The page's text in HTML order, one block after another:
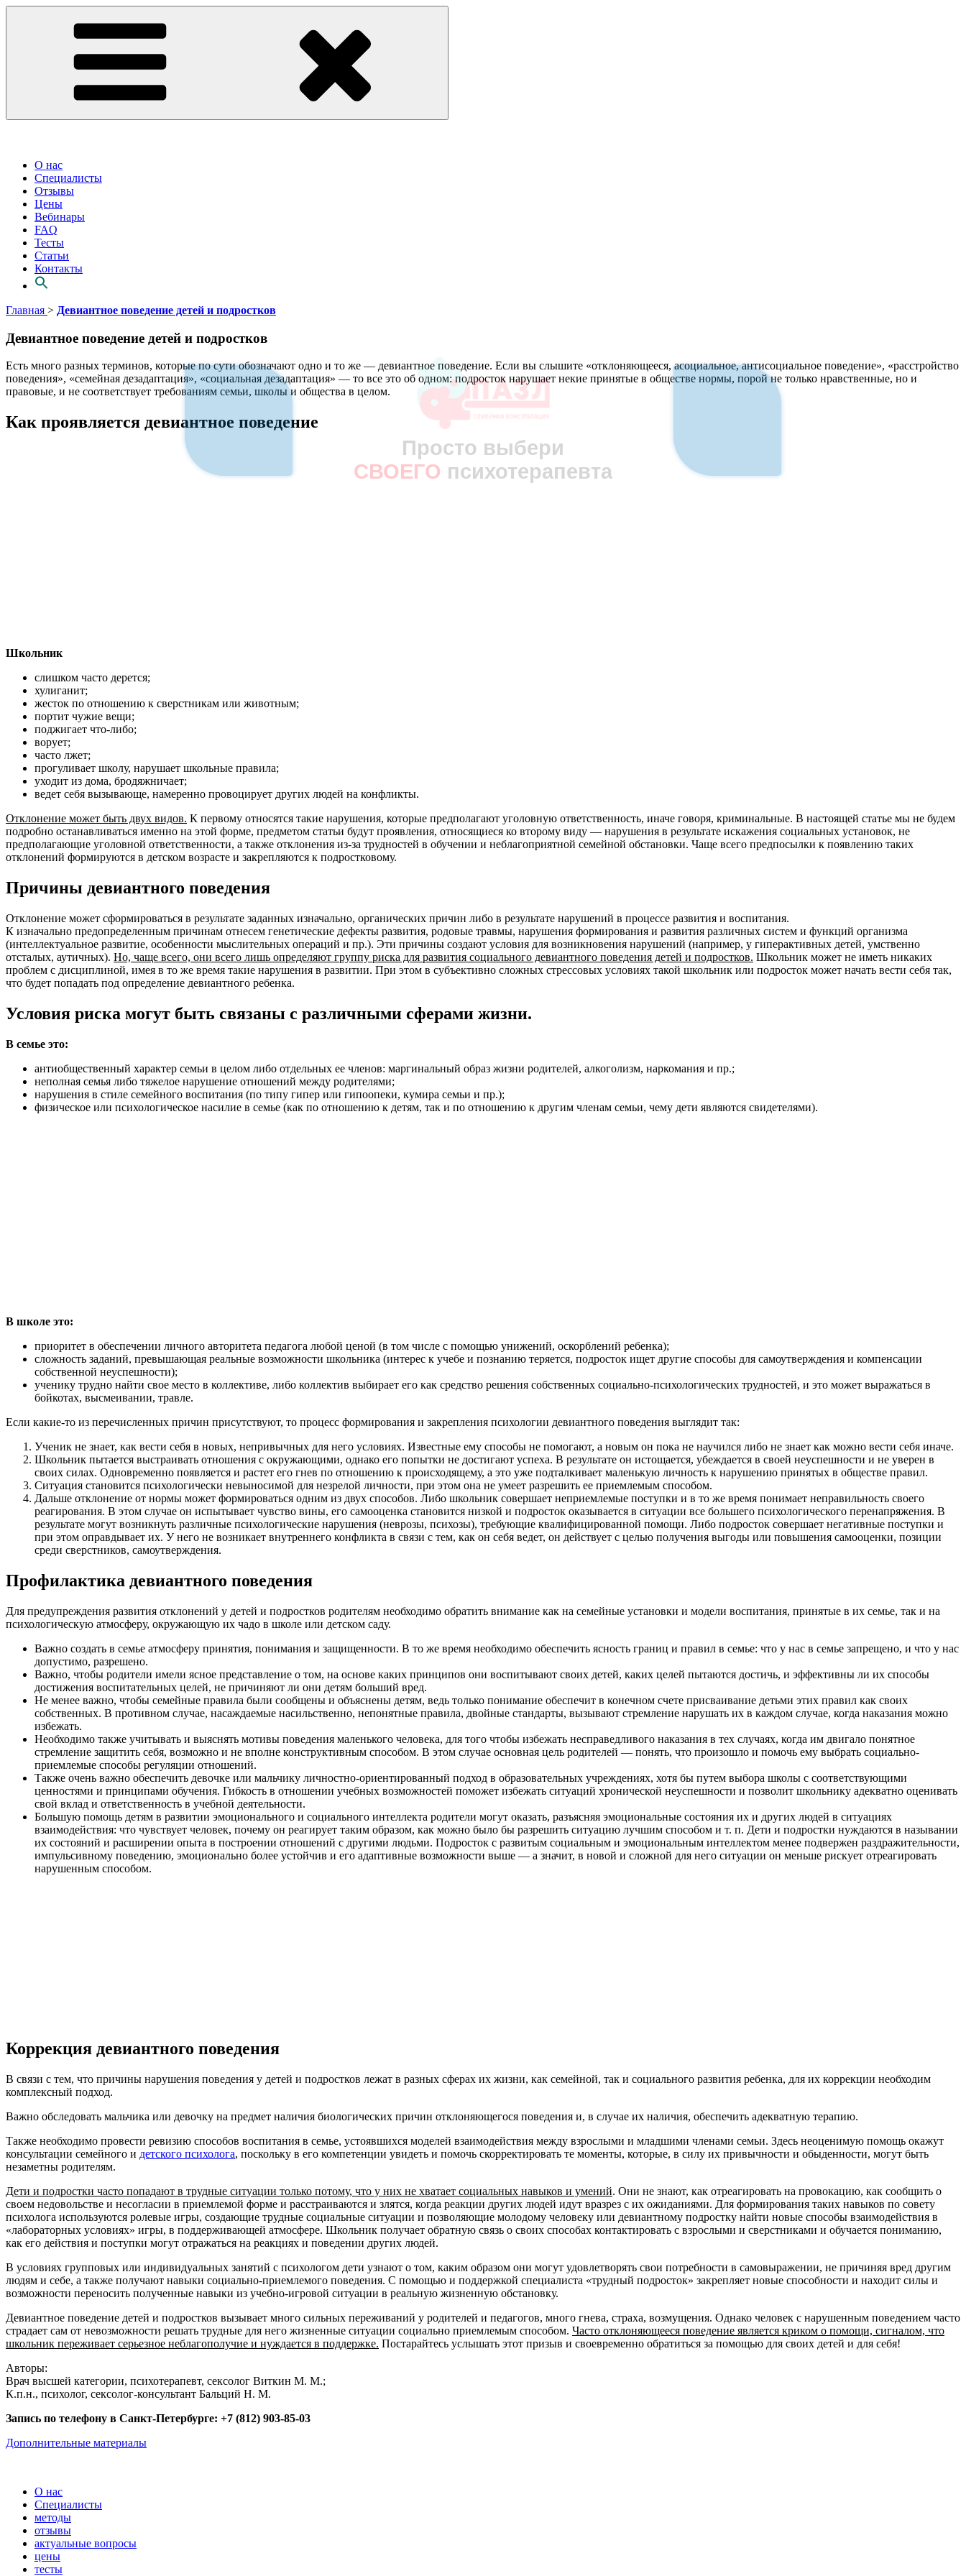
О нас
Специалисты
Отзывы
Цены
Вебинары
FAQ
Тесты
Статьи
Контакты
Перейти
содержимому
МЕДИЦИНСКИЙ ЦЕНТР
ПСИХОТЕРАПИИ
Просто выбери
СВОЕГО психотерапевта
Главная > Девиантное поведение детей и подростков
Девиантное поведение детей и подростков
Есть много разных терминов, которые по сути обозначают одно и то же — девиантное поведение. Если вы слышите «отклоняющееся, асоциальное, антисоциальное поведение», «расстройство
поведения», «семейная дезадаптация», «социальная дезадаптация» — то все это об одном: подросток нарушает некие принятые в обществе нормы, порой не только нравственные, но и
правовые, и не соответствует требованиям семьи, школы и общества в целом.
Как проявляется девиантное поведение
Школьник
слишком часто дерется;
хулиганит;
жесток по отношению к сверстникам или животным;
портит чужие вещи;
поджигает что-либо;
ворует;
часто лжет;
прогуливает школу, нарушает школьные правила;
уходит из дома, бродяжничает;
ведет себя вызывающе, намеренно провоцирует других людей на конфликты.
Отклонение может быть двух видов. К первому относятся такие нарушения, которые предполагают уголовную ответственность, иначе говоря, криминальные. В настоящей статье мы не будем
подробно останавливаться именно на этой форме, предметом статьи будут проявления, относящиеся ко второму виду — нарушения в результате искажения социальных установок, не
предполагающие уголовной ответственности, а также отклонения из-за трудностей в обучении и неблагоприятной семейной обстановки. Чаще всего предпосылки к появлению таких
отклонений формируются в детском возрасте и закрепляются к подростковому.
Причины девиантного поведения
Отклонение может сформироваться в результате заданных изначально, органических причин либо в результате нарушений в процессе развития и воспитания.
К изначально предопределенным причинам отнесем генетические дефекты развития, родовые травмы, нарушения формирования и развития различных систем и функций организма
(интеллектуальное развитие, особенности мыслительных операций и пр.). Эти причины создают условия для возникновения нарушений (например, у гиперактивных детей, умственно
отсталых, аутичных). Но, чаще всего, они всего лишь определяют группу риска для развития социального девиантного поведения детей и подростков. Школьник может не иметь никаких
проблем с дисциплиной, имея в то же время такие нарушения в развитии. При этом в субъективно сложных стрессовых условиях такой школьник или подросток может начать вести себя так,
что будет попадать под определение девиантного ребенка.
Условия риска могут быть связаны с различными сферами жизни.
В семье это:
антиобщественный характер семьи в целом либо отдельных ее членов: маргинальный образ жизни родителей, алкоголизм, наркомания и пр.;
неполная семья либо тяжелое нарушение отношений между родителями;
нарушения в стиле семейного воспитания (по типу гипер или гипоопеки, кумира семьи и пр.);
физическое или психологическое насилие в семье (как по отношению к детям, так и по отношению к другим членам семьи, чему дети являются свидетелями).
В школе это:
приоритет в обеспечении личного авторитета педагога любой ценой (в том числе с помощью унижений, оскорблений ребенка);
сложность заданий, превышающая реальные возможности школьника (интерес к учебе и познанию теряется, подросток ищет другие способы для самоутверждения и компенсации
собственной неуспешности);
ученику трудно найти свое место в коллективе, либо коллектив выбирает его как средство решения собственных социально-психологических трудностей, и это может выражаться в
бойкотах, высмеивании, травле.
Если какие-то из перечисленных причин присутствуют, то процесс формирования и закрепления психологии девиантного поведения выглядит так:
Ученик не знает, как вести себя в новых, непривычных для него условиях. Известные ему способы не помогают, а новым он пока не научился либо не знает как можно вести себя иначе.
Школьник пытается выстраивать отношения с окружающими, однако его попытки не достигают успеха. В результате он истощается, убеждается в своей неуспешности и не уверен в
своих силах. Одновременно появляется и растет его гнев по отношению к происходящему, а это уже подталкивает маленькую личность к нарушению принятых в обществе правил.
Ситуация становится психологически невыносимой для незрелой личности, при этом она не умеет разрешить ее приемлемым способом.
Дальше отклонение от нормы может формироваться одним из двух способов. Либо школьник совершает неприемлемые поступки и в то же время понимает неправильность своего
реагирования. В этом случае он испытывает чувство вины, его самооценка становится низкой и подросток оказывается в ситуации все большего психологического перенапряжения. В
результате могут возникнуть различные психологические нарушения (неврозы, психозы), требующие квалифицированной помощи. Либо подросток совершает негативные поступки и
при этом оправдывает их. У него не возникает внутреннего конфликта в связи с тем, как он себя ведет, он действует с целью получения выгоды или повышения самооценки, позиции
среди сверстников, самоутверждения.
Профилактика девиантного поведения
Для предупреждения развития отклонений у детей и подростков родителям необходимо обратить внимание как на семейные установки и модели воспитания, принятые в их семье, так и на
психологическую атмосферу, окружающую их чадо в школе или детском саду.
Важно создать в семье атмосферу принятия, понимания и защищенности. В то же время необходимо обеспечить ясность границ и правил в семье: что у нас в семье запрещено, и что у нас
допустимо, разрешено.
Важно, чтобы родители имели ясное представление о том, на основе каких принципов они воспитывают своих детей, каких целей пытаются достичь, и эффективны ли их способы
достижения воспитательных целей, не причиняют ли они детям больший вред.
Не менее важно, чтобы семейные правила были сообщены и объяснены детям, ведь только понимание обеспечит в конечном счете присваивание детьми этих правил как своих
собственных. В противном случае, насаждаемые насильственно, непонятные правила, двойные стандарты, вызывают стремление нарушать их в каждом случае, когда наказания можно
избежать.
Необходимо также учитывать и выяснять мотивы поведения маленького человека, для того чтобы избежать несправедливого наказания в тех случаях, когда им двигало понятное
стремление защитить себя, возможно и не вполне конструктивным способом. В этом случае основная цель родителей — понять, что произошло и помочь ему выбрать социально-
приемлемые способы регуляции отношений.
Также очень важно обеспечить девочке или мальчику личностно-ориентированный подход в образовательных учреждениях, хотя бы путем выбора школы с соответствующими
ценностями и принципами обучения. Гибкость в отношении учебных возможностей поможет избежать ситуаций хронической неуспешности и позволит школьнику адекватно оценивать
свой вклад и ответственность в учебной деятельности.
Большую помощь детям в развитии эмоционального и социального интеллекта родители могут оказать, разъясняя эмоциональные состояния их и других людей в ситуациях
взаимодействия: что чувствует человек, почему он реагирует таким образом, как можно было бы разрешить ситуацию лучшим способом и т. п. Дети и подростки нуждаются в назывании
их состояний и расширении опыта в построении отношений с другими людьми. Подросток с развитым социальным и эмоциональным интеллектом менее подвержен раздражительности,
импульсивному поведению, эмоционально более устойчив и его адаптивные возможности выше — а значит, в новой и сложной для него ситуации он меньше рискует отреагировать
нарушенным способом.
Коррекция девиантного поведения
В связи с тем, что причины нарушения поведения у детей и подростков лежат в разных сферах их жизни, как семейной, так и социального развития ребенка, для их коррекции необходим
комплексный подход.
Важно обследовать мальчика или девочку на предмет наличия биологических причин отклоняющегося поведения и, в случае их наличия, обеспечить адекватную терапию.
Также необходимо провести ревизию способов воспитания в семье, устоявшихся моделей взаимодействия между взрослыми и младшими членами семьи. Здесь неоценимую помощь окажут
консультации семейного и детского психолога, поскольку в его компетенции увидеть и помочь скорректировать те моменты, которые, в силу их привычности и обыденности, могут быть
незаметны родителям.
Дети и подростки часто попадают в трудные ситуации только потому, что у них не хватает социальных навыков и умений. Они не знают, как отреагировать на провокацию, как сообщить о
своем недовольстве и несогласии в приемлемой форме и расстраиваются и злятся, когда реакции других людей идут вразрез с их ожиданиями. Для формирования таких навыков по совету
психолога используются ролевые игры, создающие трудные социальные ситуации и позволяющие молодому человеку или девиантному подростку найти новые способы взаимодействия в
«лабораторных условиях» игры, в поддерживающей атмосфере. Школьник получает обратную связь о своих способах контактировать с взрослыми и сверстниками и обучается пониманию,
как его действия и поступки могут отражаться на реакциях и поведении других людей.
В условиях групповых или индивидуальных занятий с психологом дети узнают о том, каким образом они могут удовлетворять свои потребности в самовыражении, не причиняя вред другим
людям и себе, а также получают навыки социально-приемлемого поведения. С помощью и поддержкой специалиста «трудный подросток» закрепляет новые способности и находит силы и
возможности переносить полученные навыки из учебно-игровой ситуации в реальную жизненную обстановку.
Девиантное поведение детей и подростков вызывает много сильных переживаний у родителей и педагогов, много гнева, страха, возмущения. Однако человек с нарушенным поведением часто
страдает сам от невозможности решать трудные для него жизненные ситуации социально приемлемым способом. Часто отклоняющееся поведение является криком о помощи, сигналом, что
школьник переживает серьезное неблагополучие и нуждается в поддержке. Постарайтесь услышать этот призыв и своевременно обратиться за помощью для своих детей и для себя!
Авторы:
Врач высшей категории, психотерапевт, сексолог Виткин М. М.;
К.п.н., психолог, сексолог-консультант Бальций Н. М.
Запись по телефону в Санкт-Петербурге: +7 (812) 903-85-03
Дополнительные материалы
О нас
Специалисты
методы
отзывы
актуальные вопросы
цены
тесты